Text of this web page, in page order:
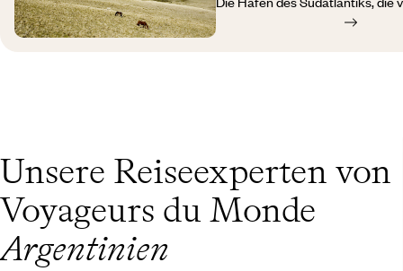
Salta und Cafayate
lateinamerikanische
Meer ausgewaschen werden,
Pinguinen, Walen, Löwen und
atlantischen Patagoniens.
Feuerland – allein schon der
Von El Calafate aus reisen Sie
Höhepunkt der Nationalpark Los
Schauspiel in der Welt mit einer
Gletschern am Rande des Lago
Unsere Reiseexperten von
Voyageurs du Monde
Argentinien